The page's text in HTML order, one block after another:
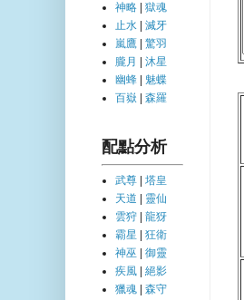
神略
獄魂
止水
滅牙
嵐鷹
驚羽
朧月
沐星
幽蜂
魅蝶
百嶽
森羅
配點分析
武尊
塔皇
天道
靈仙
雲狩
龍犽
霸星
狂衛
神巫
御靈
疾風
絕影
獵魂
森守